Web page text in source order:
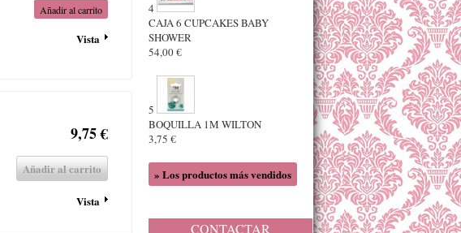
Añadir al carrito
Vista
9,75 €
Añadir al carrito
Vista
4
CAJA 6 CUPCAKES BABY
SHOWER
54,00 €
5
BOQUILLA 1M WILTON
3,75 €
» Los productos más vendidos
CONTACTAR